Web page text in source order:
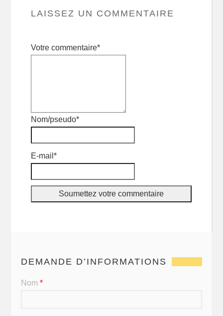
LAISSEZ UN COMMENTAIRE
Votre commentaire*
Nom/pseudo*
E-mail*
DEMANDE D’INFORMATIONS
Nom*